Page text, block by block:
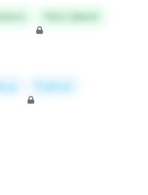
Hire talent
Python